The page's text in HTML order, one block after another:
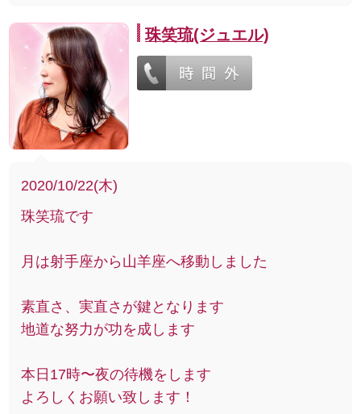
珠笑琉(ジュエル)
2020/10/22(木)
珠笑琉です
月は射手座から山羊座へ移動しました
素直さ、実直さが鍵となります
地道な努力が功を成します
本日17時〜夜の待機をします
よろしくお願い致します！